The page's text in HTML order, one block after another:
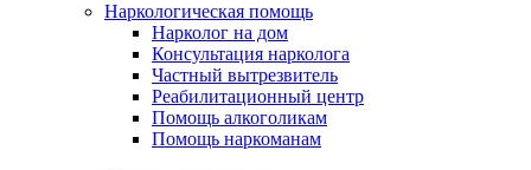
Наркологическая помощь
Нарколог на дом
Консультация нарколога
Частный вытрезвитель
Реабилитационный центр
Помощь алкоголикам
Помощь наркоманам